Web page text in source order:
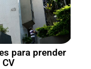
para prender